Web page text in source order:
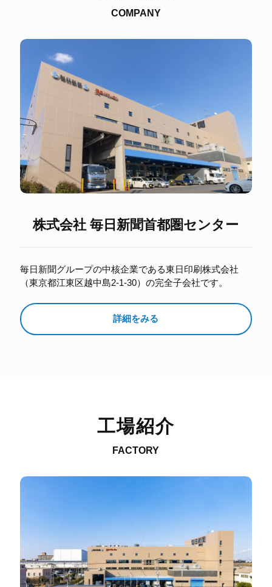
COMPANY
株式会社 毎日新聞首都圏センター
毎日新聞グループの中核企業である東日印刷株式会社
（東京都江東区越中島2-1-30）の完全子会社です。
詳細をみる
工場紹介
FACTORY